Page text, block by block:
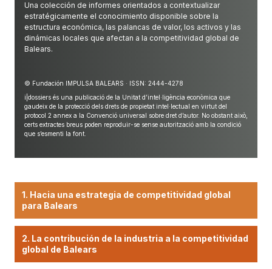
Una colección de informes orientados a contextualizar
estratégicamente el conocimiento disponible sobre la
estructura económica, las palancas de valor, los activos y las
dinámicas locales que afectan a la competitividad global de
Balears.
© Fundación IMPULSA BALEARS · ISSN: 2444-4278
i|dossiers és una publicació de la Unitat d’intel·ligència econòmica que
gaudeix de la protecció dels drets de propietat intel·lectual en virtut del
protocol 2 annex a la Convenció universal sobre dret d’autor. No obstant això,
certs extractes breus poden reproduir-se sense autorització amb la condició
que s’esmenti la font.
1. Hacia una estrategia de competitividad global
para Balears
2. La contribución de la industria a la competitividad
global de Balears
Restablecer contraseña
* Campos requeridos